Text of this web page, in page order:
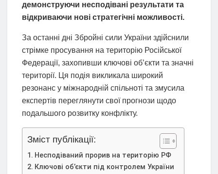
демонструючи несподівані результати та
відкриваючи нові стратегічні можливості.
За останні дні Збройні сили України здійснили
стрімке просування на територію Російської
Федерації, захопивши ключові об’єкти та значні
території. Ця подія викликала широкий
резонанс у міжнародній спільноті та змусила
експертів переглянути свої прогнози щодо
подальшого розвитку конфлікту.
Зміст публікації:
Несподіваний прорив на територію РФ
Ключові об’єкти під контролем України